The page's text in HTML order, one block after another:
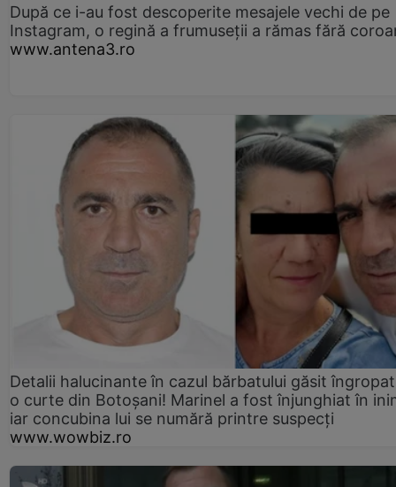
După ce i-au fost descoperite mesajele vechi de pe
Instagram, o regină a frumuseții a rămas fără
www.antena3.ro
Detalii halucinante în cazul bărbatului găsit
o curte din Botoșani! Marinel a fost înjunghiat în
iar concubina lui se numără printre suspecți
www.wowbiz.ro